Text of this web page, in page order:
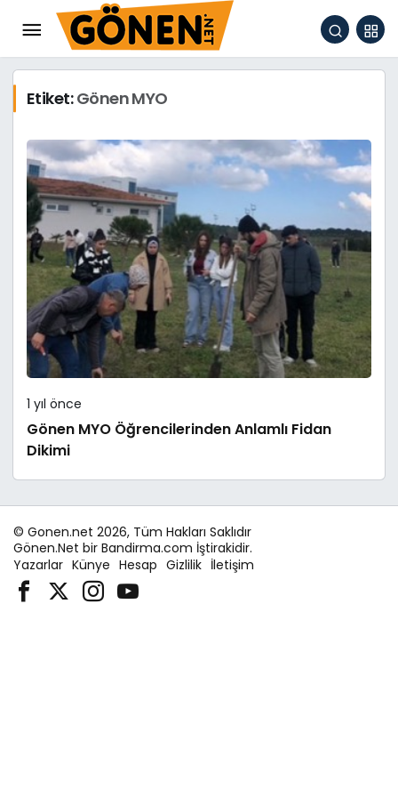
Etiket:Gönen MYO
1 yıl önce
Gönen MYO Öğrencilerinden Anlamlı Fidan
Dikimi
© Gonen.net 2026, Tüm Hakları Saklıdır
Gönen.Net bir Bandirma.com İştirakidir.
Yazarlar Künye Hesap Gizlilik İletişim